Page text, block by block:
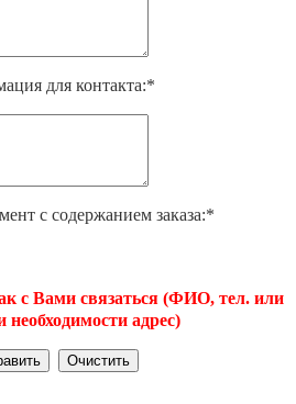
для контакта:*
с содержанием заказа:*
с Вами связаться (ФИО, тел. или
необходимости адрес)